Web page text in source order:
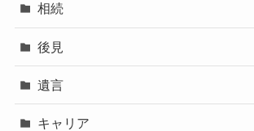
相続
後見
遺言
キャリア